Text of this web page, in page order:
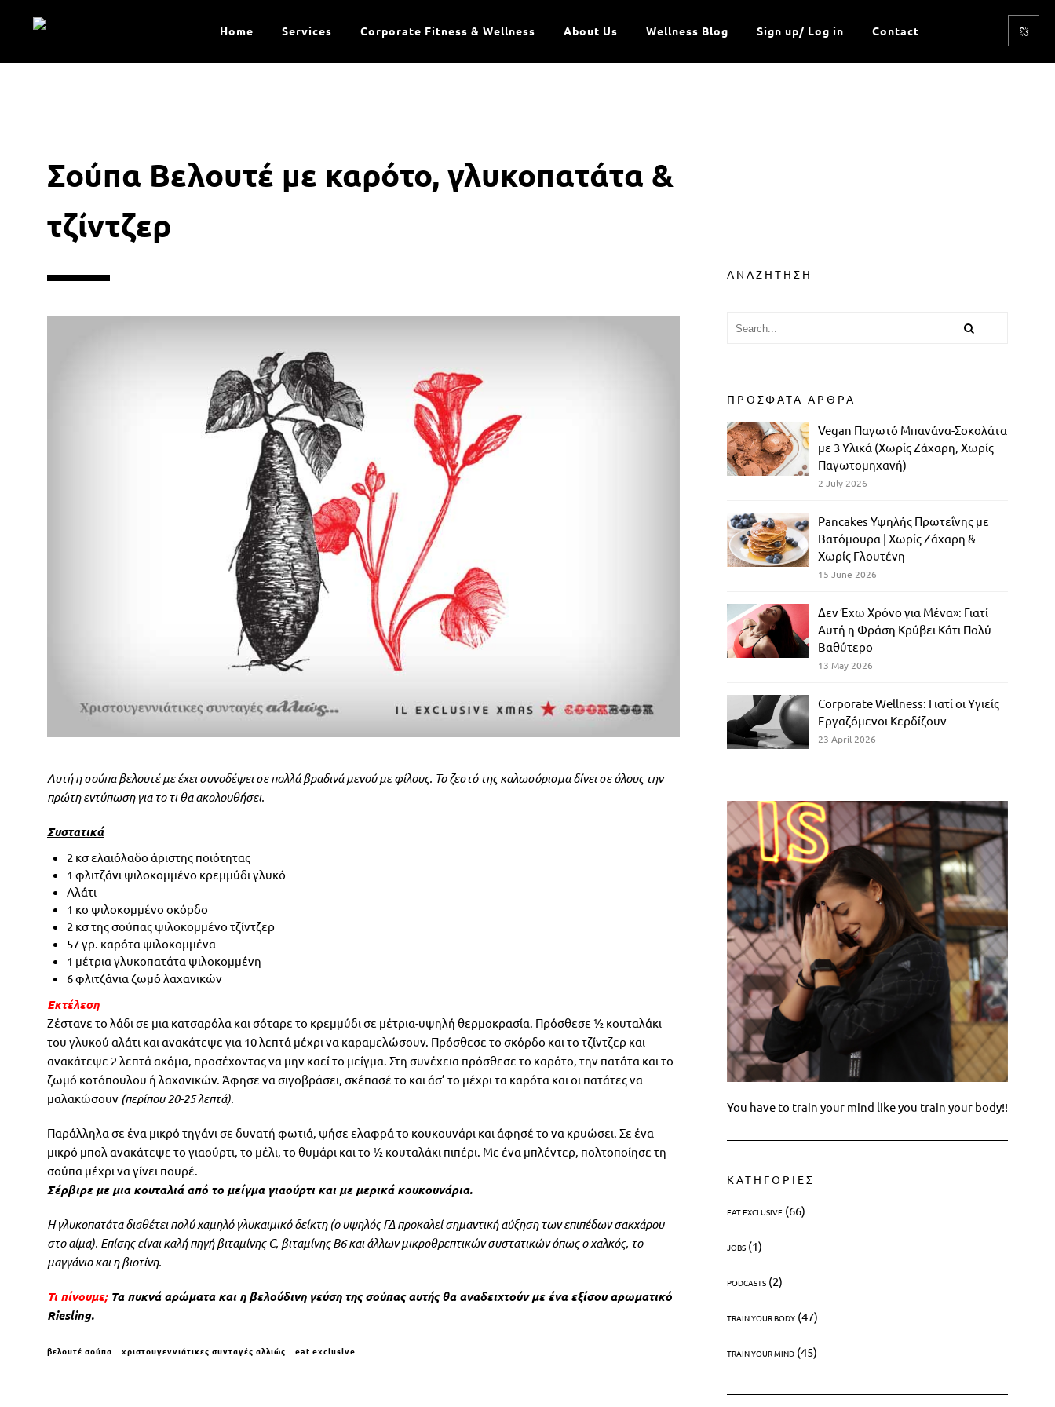
Home Services Corporate Fitness & Wellness About Us Wellness Blog Sign up/ Log in Contact
Σούπα Βελουτέ με καρότο, γλυκοπατάτα &
τζίντζερ
Aυτή η σούπα βελουτέ με έχει συνοδέψει σε πολλά βραδινά μενού με φίλους. Το ζεστό της καλωσόρισμα δίνει σε όλους την
πρώτη εντύπωση για το τι θα ακολουθήσει.
Συστατικά
2 κσ ελαιόλαδο άριστης ποιότητας
1 φλιτζάνι ψιλοκομμένο κρεμμύδι γλυκό
Αλάτι
1 κσ ψιλοκομμένο σκόρδο
2 κσ της σούπας ψιλοκομμένο τζίντζερ
57 γρ. καρότα ψιλοκομμένα
1 μέτρια γλυκοπατάτα ψιλοκομμένη
6 φλιτζάνια ζωμό λαχανικών
Εκτέλεση
Ζέστανε το λάδι σε μια κατσαρόλα και σόταρε το κρεμμύδι σε μέτρια-υψηλή θερμοκρασία. Πρόσθεσε ½ κουταλάκι
του γλυκού αλάτι και ανακάτεψε για 10 λεπτά μέχρι να καραμελώσουν. Πρόσθεσε το σκόρδο και το τζίντζερ και
ανακάτεψε 2 λεπτά ακόμα, προσέχοντας να μην καεί το μείγμα. Στη συνέχεια πρόσθεσε το καρότο, την πατάτα και το
ζωμό κοτόπουλου ή λαχανικών. Άφησε να σιγοβράσει, σκέπασέ το και άσ’ το μέχρι τα καρότα και οι πατάτες να
μαλακώσουν (περίπου 20-25 λεπτά).
Παράλληλα σε ένα μικρό τηγάνι σε δυνατή φωτιά, ψήσε ελαφρά το κουκουνάρι και άφησέ το να κρυώσει. Σε ένα
μικρό μπολ ανακάτεψε το γιαούρτι, το μέλι, το θυμάρι και το ½ κουταλάκι πιπέρι. Με ένα μπλέντερ, πολτοποίησε τη
σούπα μέχρι να γίνει πουρέ.
Σέρβιρε με μια κουταλιά από το μείγμα γιαούρτι και με μερικά κουκουνάρια.
H γλυκοπατάτα διαθέτει πολύ χαμηλό γλυκαιμικό δείκτη (ο υψηλός ΓΔ προκαλεί σημαντική αύξηση των επιπέδων σακχάρου
στο αίμα). Επίσης είναι καλή πηγή βιταμίνης C, βιταμίνης Β6 και άλλων μικροθρεπτικών συστατικών όπως ο χαλκός, το
μαγγάνιο και η βιοτίνη.
Τι πίνουμε;Τα πυκνά αρώματα και η βελούδινη γεύση της σούπας αυτής θα αναδειχτούν με ένα εξίσου αρωματικό
Riesling.
βελουτέ σούπα χριστουγεννιάτικες συνταγές αλλιώς eat exclusive
ΑΝΑΖΗΤΗΣΗ
ΠΡΟΣΦΑΤΑ ΑΡΘΡΑ
Vegan Παγωτό Μπανάνα-Σοκολάτα
με 3 Υλικά (Χωρίς Ζάχαρη, Χωρίς
Παγωτομηχανή)
2 July 2026
Pancakes Υψηλής Πρωτεΐνης με
Βατόμουρα | Χωρίς Ζάχαρη &
Χωρίς Γλουτένη
15 June 2026
Δεν Έχω Χρόνο για Μένα»: Γιατί
Αυτή η Φράση Κρύβει Κάτι Πολύ
Βαθύτερο
13 May 2026
Corporate Wellness: Γιατί οι Υγιείς
Εργαζόμενοι Κερδίζουν
23 April 2026
You have to train your mind like you train your body!!
ΚΑΤΗΓΟΡΙΕΣ
EAT EXCLUSIVE (66)
JOBS (1)
PODCASTS (2)
TRAIN YOUR BODY (47)
TRAIN YOUR MIND (45)